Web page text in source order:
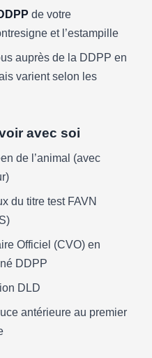
de votre
et l’estampille
auprès de la DDPP en
varient selon les
avec soi
de l’animal (avec
du titre test FAVN
Officiel (CVO) en
DDPP
DLD
antérieure au premier